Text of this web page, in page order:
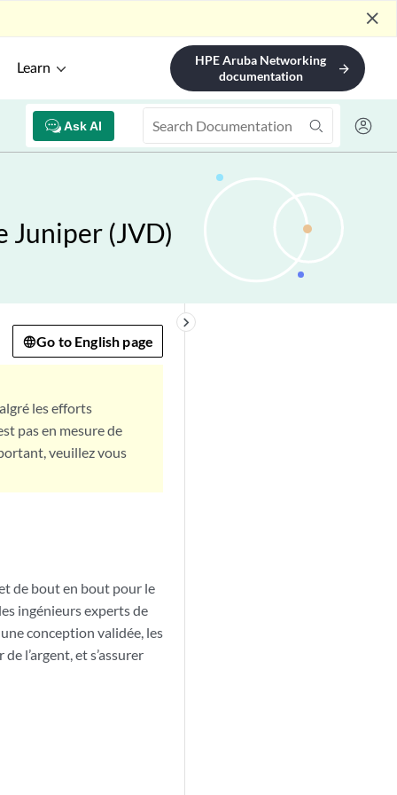
close
Learn
HPE Aruba Networking
documentation
arrow_forward
Ask AI
Juniper (JVD)
keyboard_arrow_right
Go to English page
les efforts
pas en mesure de
veuillez vous
de bout en bout pour le
ingénieurs experts de
conception validée, les
l’argent, et s’assurer